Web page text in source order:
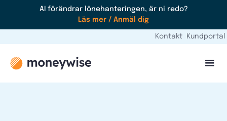
AI förändrar lönehanteringen, är ni redo?
Läs mer / Anmäl dig
Kontakt Kundportal